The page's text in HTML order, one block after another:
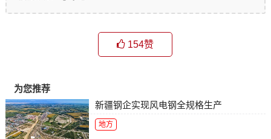
154赞
为您推荐
新疆钢企实现风电钢全规格生产
地方